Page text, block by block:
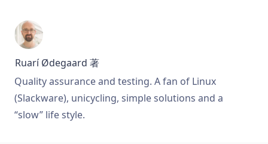
Ruarí Ødegaard 著
Quality assurance and testing. A fan of Linux
(Slackware), unicycling, simple solutions and a
“slow” life style.